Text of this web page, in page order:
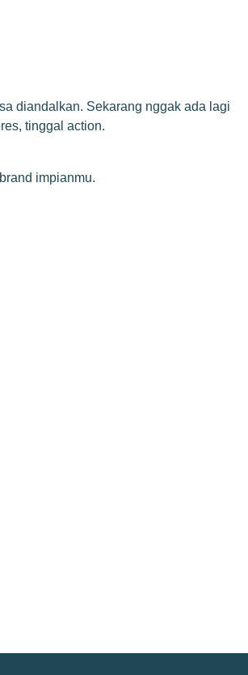
diandalkan. Sekarang nggak ada lagi
tinggal action.
impianmu.